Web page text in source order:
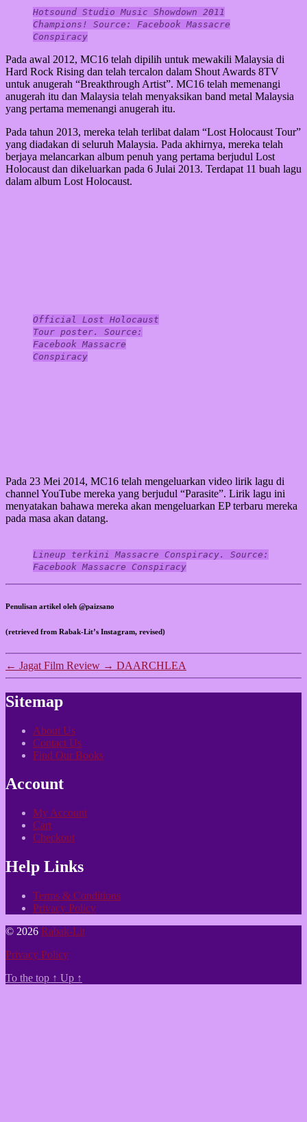
Hotsound Studio Music Showdown 2011
Champions! Source: Facebook Massacre
Conspiracy
Pada awal 2012, MC16 telah dipilih untuk mewakili Malaysia di
Hard Rock Rising dan telah tercalon dalam Shout Awards 8TV
untuk anugerah “Breakthrough Artist”. MC16 telah memenangi
anugerah itu dan Malaysia telah menyaksikan band metal Malaysia
yang pertama memenangi anugerah itu.
Pada tahun 2013, mereka telah terlibat dalam “Lost Holocaust Tour”
yang diadakan di seluruh Malaysia. Pada akhirnya, mereka telah
berjaya melancarkan album penuh yang pertama berjudul Lost
Holocaust dan dikeluarkan pada 6 Julai 2013. Terdapat 11 buah lagu
dalam album Lost Holocaust.
Official Lost Holocaust
Tour poster. Source:
Facebook Massacre
Conspiracy
Pada 23 Mei 2014, MC16 telah mengeluarkan video lirik lagu di
channel YouTube mereka yang berjudul “Parasite”. Lirik lagu ini
menyatakan bahawa mereka akan mengeluarkan EP terbaru mereka
pada masa akan datang.
Lineup terkini Massacre Conspiracy. Source:
Facebook Massacre Conspiracy
Penulisan artikel oleh @paizsano
(retrieved from Rabak-Lit’s Instagram, revised)
← Jagat Film Review → DAARCHLEA
Sitemap
About Us
Contact Us
Find Our Books
Account
My Account
Cart
Checkout
Help Links
Terms & Conditions
Privacy Policy
© 2026 Rabak-Lit
Privacy Policy
To the top ↑ Up ↑